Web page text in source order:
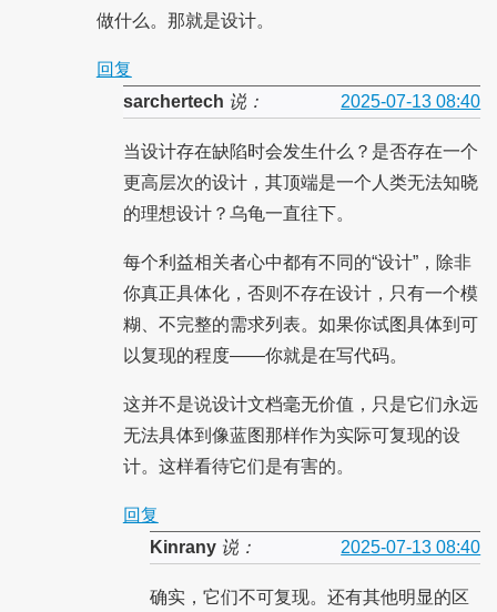
做什么。那就是设计。
回复
sarchertech 说： 2025-07-13 08:40
当设计存在缺陷时会发生什么？是否存在一个
更高层次的设计，其顶端是一个人类无法知晓
的理想设计？乌龟一直往下。
每个利益相关者心中都有不同的“设计”，除非
你真正具体化，否则不存在设计，只有一个模
糊、不完整的需求列表。如果你试图具体到可
以复现的程度——你就是在写代码。
这并不是说设计文档毫无价值，只是它们永远
无法具体到像蓝图那样作为实际可复现的设
计。这样看待它们是有害的。
回复
Kinrany说： 2025-07-13 08:40
确实，它们不可复现。还有其他明显的区